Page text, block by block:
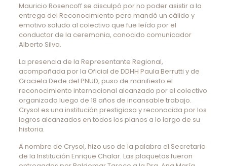
Mauricio Rosencoff se disculpó por no poder asistir a la
entrega del Reconocimiento pero mandó un cálido y
emotivo saludo al colectivo que fue leído por el
conductor de la ceremonia, conocido comunicador
Alberto Silva.
La presencia de la Representante Regional,
acompañada por la Oficial de DDHH Paula Berrutti y de
Graciela Dede del PNUD, puso de manifiesto el
reconocimiento internacional alcanzado por el colectivo
organizado luego de 18 años de incansable trabajo.
Crysol es una institución prestigiosa y reconocida por los
logros alcanzados en todos los planos a lo largo de su
historia.
A nombre de Crysol, hizo uso de la palabra el Secretario
de la Institución Enrique Chalar. Las plaquetas fueron